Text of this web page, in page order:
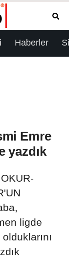
Haberler
Emre
yazdık
ligde